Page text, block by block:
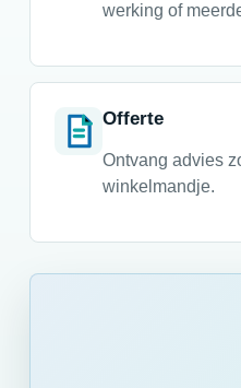
werking of
Offerte
Ontvang advies
winkelmandje.